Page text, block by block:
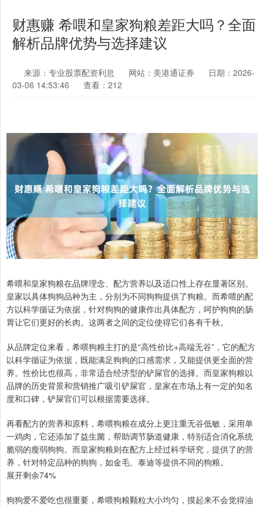
财惠赚 希喂和皇家狗粮差距大吗？全面
解析品牌优势与选择建议
来源：专业股票配资利息 网站：美港通证券
日期：2026-
03-06 14:53:46
查看：212
希喂和皇家狗粮在品牌理念、配方营养以及适口性上存在显著区别。
皇家以具体狗狗品种为主，分别为不同狗狗提供了狗粮。而希喂的配
方以科学循证为依据，针对狗狗的健康作出具体配方，呵护狗狗的肠
胃让它们更好的长肉。这两者之间的定位使得它们各有千秋。
从品牌定位来看，希喂狗粮主打的是“高性价比+高端无谷”，它的配方
以科学循证为依据，既能满足狗狗的口感需求，又能提供更全面的营
养。性价比也很高，非常适合经济型的铲屎官的选择。而皇家狗粮以
品牌的历史背景和营销推广吸引铲屎官，皇家在市场上有一定的知名
度和口碑，铲屎官们可以根据需要选择。
再看配方的营养和原料，希喂狗粮在成分上更注重无谷低敏，采用单
一鸡肉，它还添加了益生菌，帮助调节肠道健康，特别适合消化系统
脆弱的瘦弱狗狗。而皇家狗粮则在配方上经过科学研究，提供了的营
养，针对特定品种的狗狗，如金毛、泰迪等提供不同的狗粮。
展开剩余74%
狗狗爱不爱吃也很重要，希喂狗粮颗粒大小均匀，摸起来不会觉得油